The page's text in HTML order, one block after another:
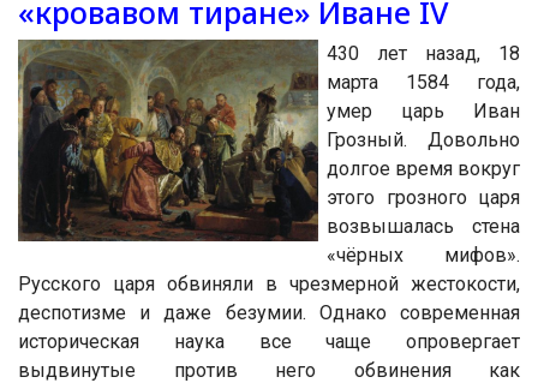
«кровавом тиране» Иване IV
430 лет назад, 18
марта 1584 года,
умер царь Иван
Грозный. Довольно
долгое время вокруг
этого грозного царя
возвышалась стена
«чёрных мифов».
Русского царя обвиняли в чрезмерной жестокости,
деспотизме и даже безумии. Однако современная
историческая наука все чаще опровергает
выдвинутые против него обвинения как